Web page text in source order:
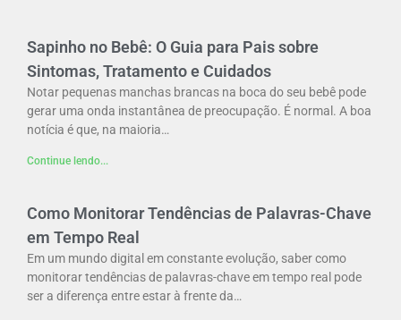
Sapinho no Bebê: O Guia para Pais sobre
Sintomas, Tratamento e Cuidados
Notar pequenas manchas brancas na boca do seu bebê pode
gerar uma onda instantânea de preocupação. É normal. A boa
notícia é que, na maioria…
Continue lendo...
Como Monitorar Tendências de Palavras-Chave
em Tempo Real
Em um mundo digital em constante evolução, saber como
monitorar tendências de palavras-chave em tempo real pode
ser a diferença entre estar à frente da…